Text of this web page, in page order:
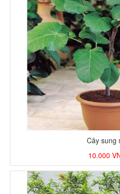
Cây sung
10.000